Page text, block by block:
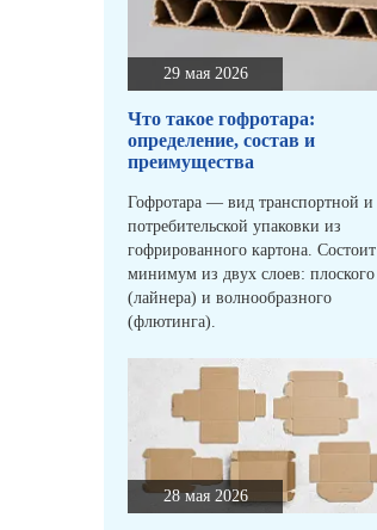
29 мая 2026
Что такое гофротара:
определение, состав и
преимущества
Гофротара — вид транспортной и
потребительской упаковки из
гофрированного картона. Состоит
минимум из двух слоев: плоского
(лайнера) и волнообразного
(флютинга).
28 мая 2026